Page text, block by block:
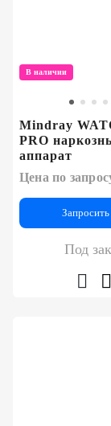
В наличии
Mindray
PRO
аппарат
Цена по
Под